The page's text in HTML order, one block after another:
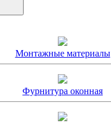
Монтажные материалы
Фурнитура оконная